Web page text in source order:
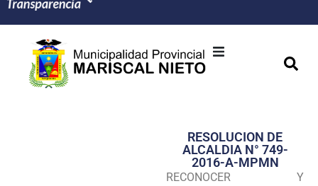
Transparencia
Seguridad
RESOLUCION DE
ALCALDIA N° 749-
2016-A-MPMN
RECONOCER Y